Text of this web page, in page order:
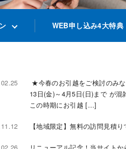
WEB申し込み4大特典
★今春のお引越をご検討のみ
13日(金)～4月5日(日)まで が混
この時期にお引越 […]
【地域限定】無料の訪問見積
リニューアル記念！当サイト